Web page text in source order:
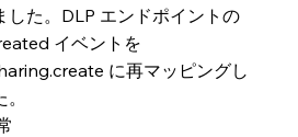
した。DLP エンドポイントの
イベントを
に再マッピングし